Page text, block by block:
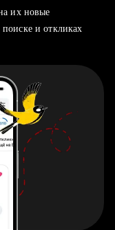
их новые
и откликах